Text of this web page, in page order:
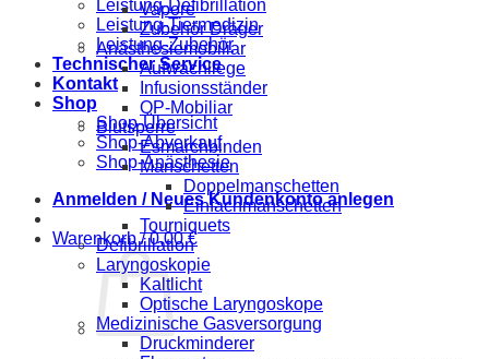
Leistung-Defibrillation
Leistung-Tiermedizin
Leistung-Zubehör
Technischer Service
Kontakt
Shop
Shop-Übersicht
Shop-Abverkauf
Shop-Anästhesie
Anmelden / Neues Kundenkonto anlegen
Warenkorb /0,00€
Vapore
Zubehör Dräger
Anästhesiemobiliar
Aufwachliege
Infusionsständer
OP-Mobiliar
Blutsperre
Esmarchbinden
Manschetten
Doppelmanschetten
Einfachmanschetten
Tourniquets
Defibrillation
Laryngoskopie
Kaltlicht
Optische Laryngoskope
Medizinische Gasversorgung
Druckminderer